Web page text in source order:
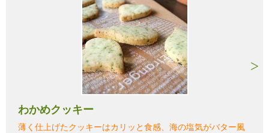
わかめクッキー
薄く仕上げたクッキーはカリッと食感、海の塩気がバター風